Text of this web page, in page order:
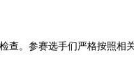
。参赛选手们严格按照相